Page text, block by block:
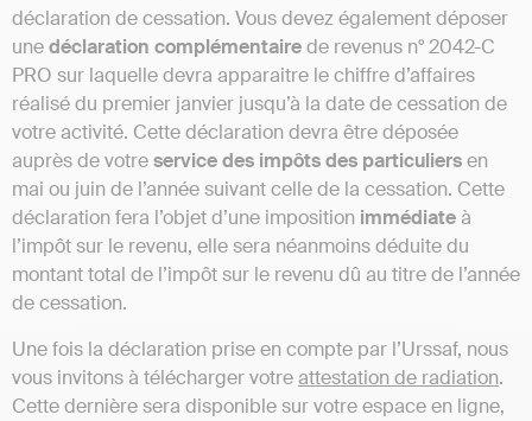
déclaration de cessation. Vous devez également déposer
unedéclaration complémentairede revenus n° 2042-C
PRO sur laquelle devra apparaitre le chiffre d’affaires
réalisé du premier janvier jusqu’à la date de cessation de
votre activité. Cette déclaration devra être déposée
auprès de votreservice des impôts des particuliersen
mai ou juin de l’année suivant celle de la cessation. Cette
déclaration fera l’objet d’une imposition immédiateà
l’impôt sur le revenu, elle sera néanmoins déduite du
montant total de l’impôt sur le revenu dû au titre de l’année
de cessation.
Une fois la déclaration prise en compte par l’Urssaf, nous
vous invitons à télécharger votreattestation de radiation.
Cette dernière sera disponible sur votre espace en ligne,